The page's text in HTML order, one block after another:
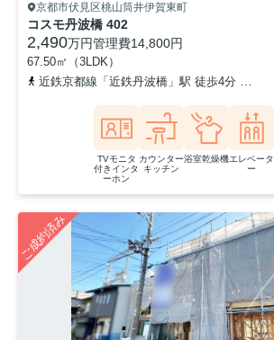
京都市伏見区桃山筒井伊賀東町
コスモ丹波橋 402
2,490万円管理費14,800円
67.50㎡（3LDK）
近鉄京都線「近鉄丹波橋」駅 徒歩4分
TVモニタ
付きインタ
ーホン
カウンター
キッチン
浴室乾燥機エレベータ
ー
ご成約済み